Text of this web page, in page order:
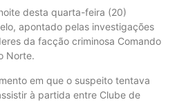
desta quarta-feira (20)
apontado pelas investigações
da facção criminosa Comando
Norte.
em que o suspeito tentava
à partida entre Clube de